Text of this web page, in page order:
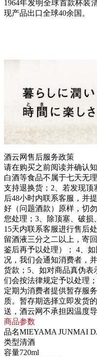
1964年发明全球首款杯装
现产品出口全球40余国。
酒云网售后服务政策
请在购买之前阅读并确认
白酒等食品不属于七天无
支持退换货； 2、若发现顶
后48小时内联系客服，并
好（问题酒款）原样，切
您处理； 3、除顶塞、破损
15天内联系客服进行售后
留酒液三分之二以上，寄
鉴后再予以处理）；
4、
况，我们会通知消费者，
货款； 5、如对商品真伪
们会按法律规定予以处理；
定期为消费者提供暂存服
质。暂存期选择立即发货
送，酒云网不承担因温度
商品参数
品名MIEYAMA JUNMAI
类型清酒
容量720ml